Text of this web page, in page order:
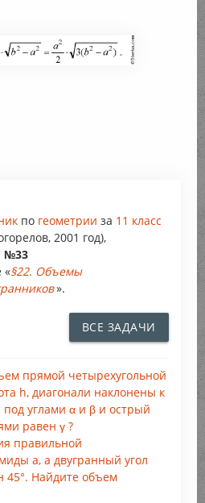
по геометрии за 11 класс
2001 год),
№33
«§22. Объемы
».
ВСЕ ЗАДАЧИ
прямой четырехугольной
h, диагонали наклонены к
под углами α и β и острый
равен γ ?
правильной
а, а двугранный угол
45°. Найдите объем